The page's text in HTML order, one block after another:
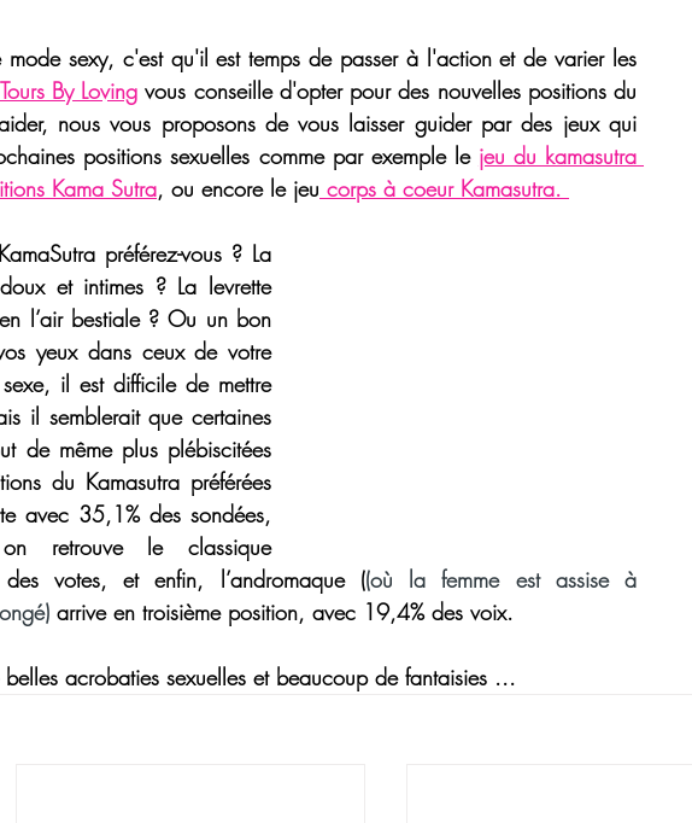
sexy, c'est qu'il est temps de passer à l'action et de varier les
By Loving vous conseille d'opter pour des nouvelles positions du
nous vous proposons de vous laisser guider par des jeux qui
positions sexuelles comme par exemple le jeu du kamasutra
Kama Sutra, ou encore le jeu corps à coeur Kamasutra.
préférez-vous ? La
et intimes ? La
levrette
yeux dans ceux de votre
il est difficile de mettre
il semblerait que certaines
de même plus plébiscitées
du Kamasutra préférées
avec 35,1% des sondées,
en deuxième position, on retrouve le classique
votes, et enfin, l’andromaque ((où la femme est assise à
arrive en troisième position, avec 19,4% des voix.
acrobaties sexuelles et beaucoup de fantaisies ...